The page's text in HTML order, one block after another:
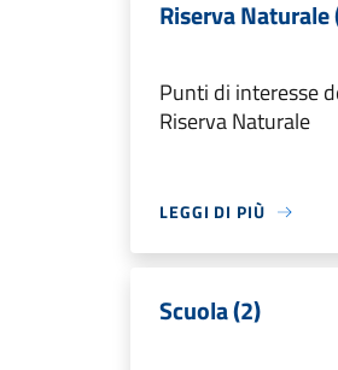
Riserva Naturale
Punti di interesse
Riserva Naturale
LEGGI DI PIÙ
Scuola (2)